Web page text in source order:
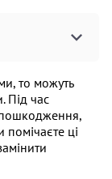
то можуть
Під час
ці